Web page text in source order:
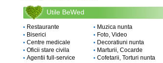
Utile BeWed
Restaurante
Biserici
Centre medicale
Oficii stare civila
Agentii full-service
Muzica nunta
Foto, Video
Decoratiuni nunta
Marturii, Cocarde
Cofetarii, Torturi nunta